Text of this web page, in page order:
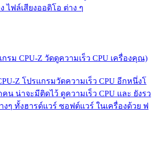
ไฟล์เสียงออดิโอ ต่าง ๆ
กรม CPU-Z วัดดูความเร็ว CPU เครื่องคุณ)
Z โปรแกรมวัดความเร็ว CPU อีกหนึ่งโ
น น่าจะมีติดไว้ ดูความเร็ว CPU และ ยังรว
ๆ ทั้งฮารด์แวร์ ซอฟต์แวร์ ในเครื่องด้วย ฟ